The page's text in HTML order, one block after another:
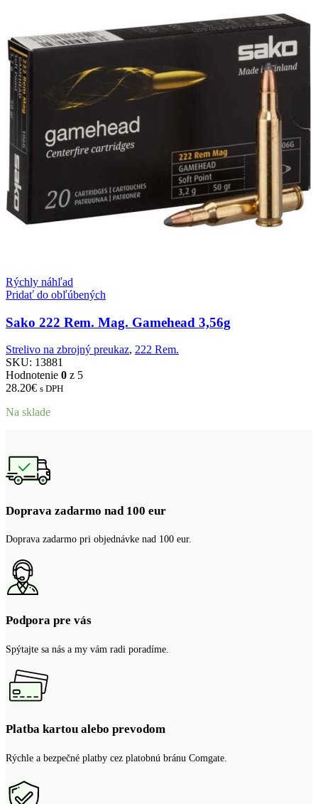
Rýchly náhľad
Pridať do obľúbených
Sako 222 Rem. Mag. Gamehead 3,56g
Strelivo na zbrojný preukaz, 222 Rem.
SKU: 13881
Hodnotenie 0 z 5
28.20€ s DPH
Na sklade
Doprava zadarmo nad 100 eur
Doprava zadarmo pri objednávke nad 100 eur.
Podpora pre vás
Spýtajte sa nás a my vám radi poradíme.
Platba kartou alebo prevodom
Rýchle a bezpečné platby cez platobnú bránu Comgate.